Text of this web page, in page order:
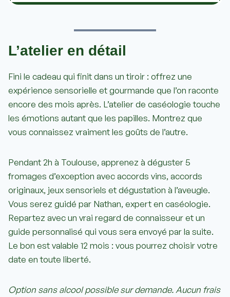
L’atelier en détail
Fini le cadeau qui finit dans un tiroir : offrez une
expérience sensorielle et gourmande que l’on raconte
encore des mois après. L’atelier de caséologie touche
les émotions autant que les papilles. Montrez que
vous connaissez vraiment les goûts de l’autre.
Pendant 2h à Toulouse, apprenez à déguster 5
fromages d’exception avec accords vins, accords
originaux, jeux sensoriels et dégustation à l’aveugle.
Vous serez guidé par Nathan, expert en caséologie.
Repartez avec un vrai regard de connaisseur et un
guide personnalisé qui vous sera envoyé par la suite.
Le bon est valable 12 mois : vous pourrez choisir votre
date en toute liberté.
Option sans alcool possible sur demande. Aucun frais